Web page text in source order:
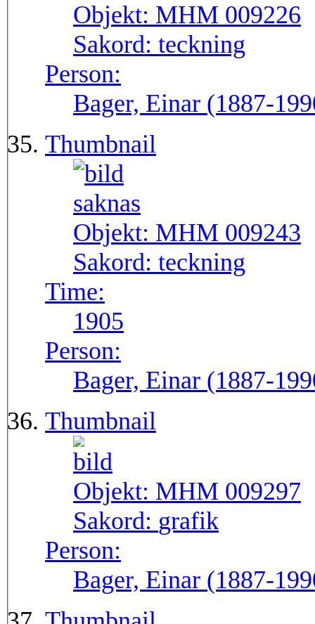
Objekt: MHM 009226
Sakord: teckning
Person:
Bager, Einar (1887-
Thumbnail
Objekt: MHM 009243
Sakord: teckning
Time:
1905
Person:
Bager, Einar (1887-
Thumbnail
Objekt: MHM 009297
Sakord: grafik
Person:
Bager, Einar (1887-